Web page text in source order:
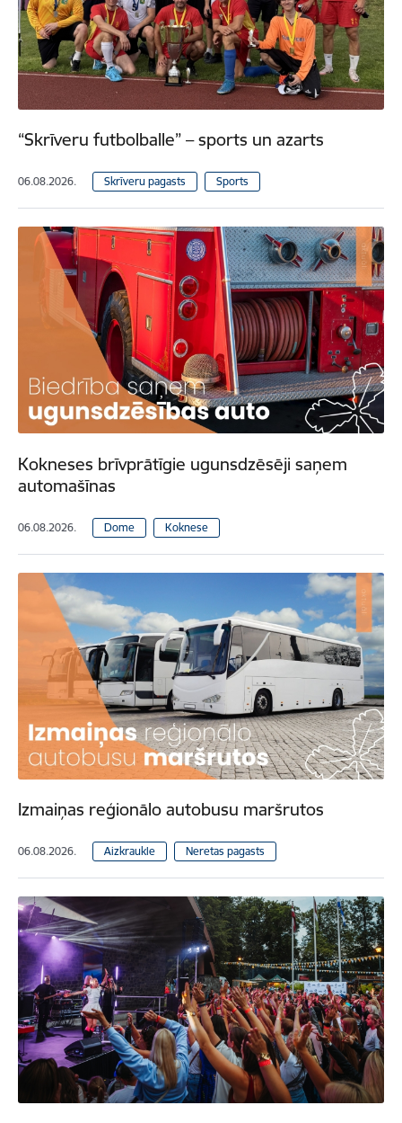
“Skrīveru futbolballe” – sports un azarts
06.08.2026. Skrīveru pagasts Sports
Kokneses brīvprātīgie ugunsdzēsēji saņem
automašīnas
06.08.2026. Dome Koknese
Izmaiņas reģionālo autobusu maršrutos
06.08.2026. Aizkraukle Neretas pagasts